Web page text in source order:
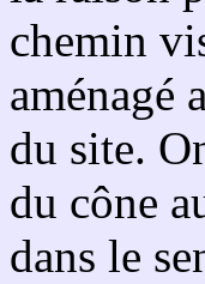
chemin
aménagé
du site.
du cône
dans le